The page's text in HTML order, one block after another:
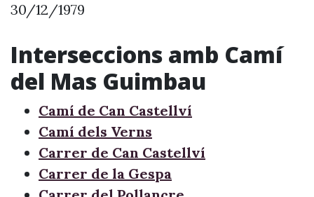
30/12/1979
Interseccions amb Camí
del Mas Guimbau
Camí de Can Castellví
Camí dels Verns
Carrer de Can Castellví
Carrer de la Gespa